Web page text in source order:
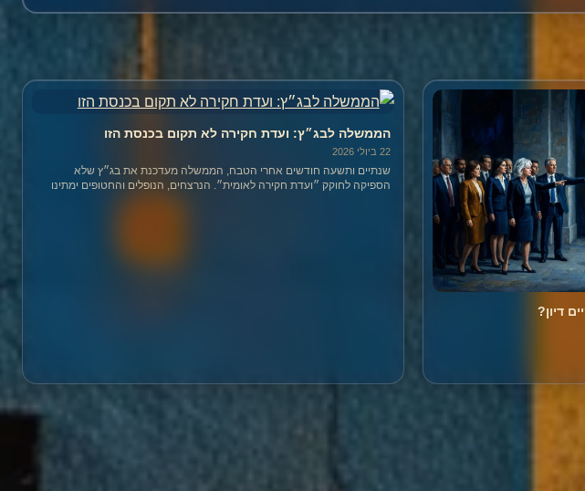
דיון?
הממשלה לבג״ץ: ועדת חקירה לא תקום בכנסת הזו
22 ביולי 2026
שנתיים ותשעה חודשים אחרי הטבח, הממשלה מעדכנת את בג״ץ שלא
הספיקה לחוקק ״ועדת חקירה לאומית״. הנרצחים, הנופלים והחטופים ימתינו